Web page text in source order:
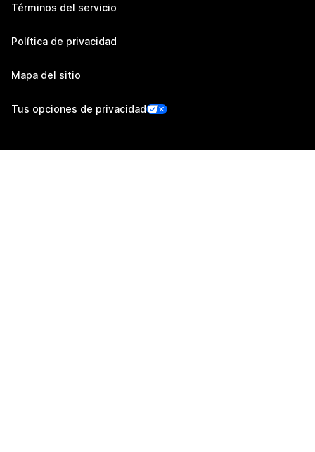
Términos del servicio
Política de privacidad
Mapa del sitio
Tus opciones de privacidad